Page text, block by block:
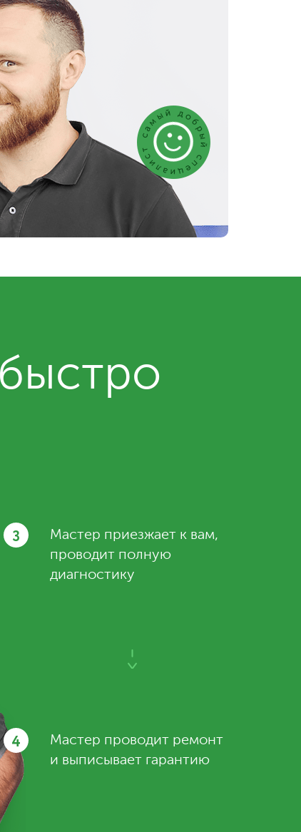
3
Мастер приезжает к вам,
проводит полную
диагностику
4
Мастер проводит ремонт
и выписывает гарантию